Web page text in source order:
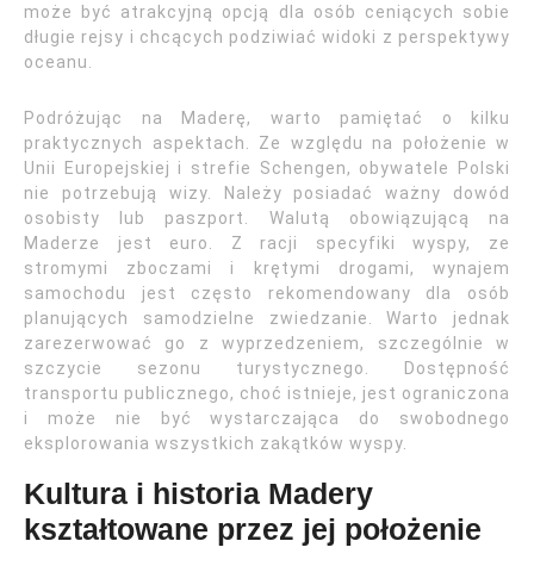
może być atrakcyjną opcją dla osób ceniących sobie
długie rejsy i chcących podziwiać widoki z perspektywy
oceanu.
Podróżując na Maderę, warto pamiętać o kilku
praktycznych aspektach. Ze względu na położenie w
Unii Europejskiej i strefie Schengen, obywatele Polski
nie potrzebują wizy. Należy posiadać ważny dowód
osobisty lub paszport. Walutą obowiązującą na
Maderze jest euro. Z racji specyfiki wyspy, ze
stromymi zboczami i krętymi drogami, wynajem
samochodu jest często rekomendowany dla osób
planujących samodzielne zwiedzanie. Warto jednak
zarezerwować go z wyprzedzeniem, szczególnie w
szczycie sezonu turystycznego. Dostępność
transportu publicznego, choć istnieje, jest ograniczona
i może nie być wystarczająca do swobodnego
eksplorowania wszystkich zakątków wyspy.
Kultura i historia Madery
kształtowane przez jej położenie